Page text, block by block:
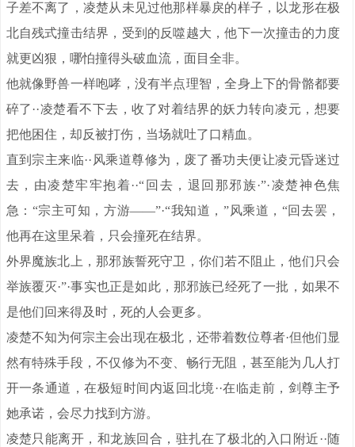
子差不离了，凌楚从未见过他那样暴戾的样子，以龙形在极
北自残式撞击结界，受到的反噬越大，他下一次撞击的力度
就更凶狠，哪怕撞得头破血流，面目全非。
他就像野兽一样咆哮，没有半点理智，全身上下的骨骼都要
碎了··凌楚看不下去，收了对着结界的妖力转向凌元，想要
把他困住，却反被打伤，当场就吐了口精血。
直到宗主来临··风乘道尊修为，废了番功夫便让凌元昏迷过
去，由凌楚牢牢抱着··“回去，退回那邪族·”·凌楚神色焦
急：“宗主可知，方游——”·“我知道，”风乘道，“回去罢，
他再在这里呆着，只会撞死在结界。
外界魔族北上，那邪族誓死守卫，你们若不阻止，他们只会
举族覆灭·”·事实也正是如此，那邪族已经死了一批，如果不
是他们回来得及时，死的人会更多。
凌楚不知为何宗主会出现在极北，还带着数位尊者·但他们显
然有特殊手段，不仅修为不变、畅行无阻，甚至能为几人打
开一条通道，在极短时间内返回北境··在临走前，剑尊主予
她承诺，会尽力找到方游。
凌楚只能离开，和龙族回合，驻扎在了极北的入口附近··随